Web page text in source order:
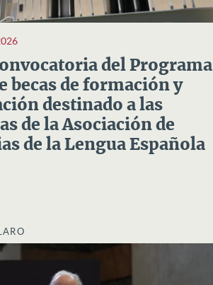
del Programa
becas de formación y
destinado a las
de la Asociación de
de la Lengua Española